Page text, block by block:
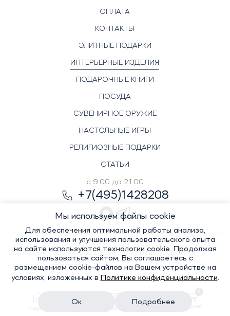
ОПЛАТА
КОНТАКТЫ
ЭЛИТНЫЕ ПОДАРКИ
ИНТЕРЬЕРНЫЕ ИЗДЕЛИЯ
ПОДАРОЧНЫЕ КНИГИ
ПОСУДА
СУВЕНИРНОЕ ОРУЖИЕ
НАСТОЛЬНЫЕ ИГРЫ
РЕЛИГИОЗНЫЕ ПОДАРКИ
СТАТЬИ
с 9.00 до 21.00
+7(495)1428208
© Элитный сувенир, 2022-2026. Все права защищены
Политика
конфиденциальности
Мы используем файлы cookie
Для обеспечения оптимальной работы анализа,
использования и улучшения пользовательского опыта
на сайте используются технологии cookie. Продолжая
пользоваться сайтом, Вы соглашаетесь с
размещением cookie-файлов на Вашем устройстве на
условиях, изложенных в Политике конфиденциальности.
Ок Подробнее